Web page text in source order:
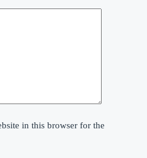
in this browser for the